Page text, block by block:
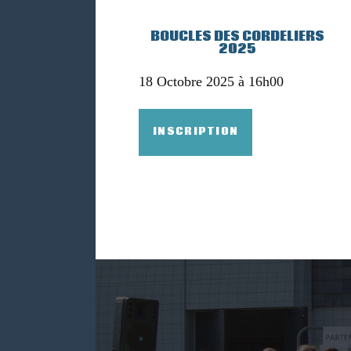
BOUCLES DES CORDELIERS
2025
18 Octobre 2025 à 16h00
INSCRIPTION